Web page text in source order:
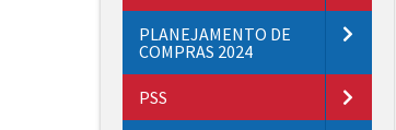
PLANEJAMENTO DE
COMPRAS 2024
PSS